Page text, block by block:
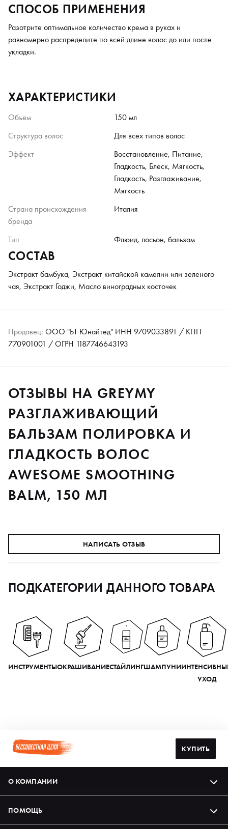
СПОСОБ ПРИМЕНЕНИЯ
Разотрите оптимальное количество крема в руках и
равномерно распределите по всей длине волос до или после
укладки.
ХАРАКТЕРИСТИКИ
Объем
150 мл
Структура волос
Для всех типов волос
Эффект
Восстановление, Питание,
Гладкость, Блеск, Мягкость,
Гладкость, Разглаживание,
Мягкость
Страна происхождения
бренда
Италия
Тип Флюид, лосьон, бальзам
СОСТАВ
Экстракт бамбука, Экстракт китайской камелии или зеленого
чая, Экстракт Годжи, Масло виноградных косточек
Продавец: ООО "БТ Юнайтед" ИНН 9709033891 / КПП
770901001 / ОГРН 1187746643193
ОТЗЫВЫ НА GREYMY
РАЗГЛАЖИВАЮЩИЙ
БАЛЬЗАМ ПОЛИРОВКА И
ГЛАДКОСТЬ ВОЛОС
AWESOME SMOOTHING
BALM, 150 МЛ
НАПИСАТЬ ОТЗЫВ
ПОДКАТЕГОРИИ ДАННОГО ТОВАРА
ИНСТРУМЕНТЫОКРАШИВАНИЕСТАЙЛИНГШАМПУНИ
УХОД
КУПИТЬ
О КОМПАНИИ
ПОМОЩЬ